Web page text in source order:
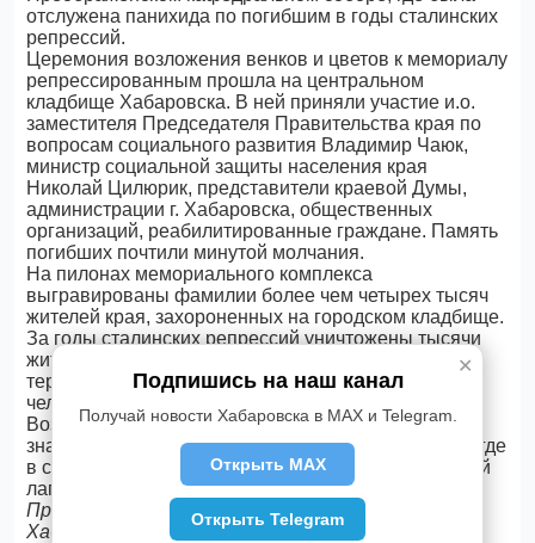
отслужена панихида по погибшим в годы сталинских
репрессий.
Церемония возложения венков и цветов к мемориалу
репрессированным прошла на центральном
кладбище Хабаровска. В ней приняли участие и.о.
заместителя Председателя Правительства края по
вопросам социального развития Владимир Чаюк,
министр социальной защиты населения края
Николай Цилюрик, представители краевой Думы,
администрации г. Хабаровска, общественных
организаций, реабилитированные граждане. Память
погибших почтили минутой молчания.
На пилонах мемориального комплекса
выгравированы фамилии более чем четырех тысяч
жителей края, захороненных на городском кладбище.
За годы сталинских репрессий уничтожены тысячи
жителей городов и поселков края. Сегодня на
территории региона проживают свыше 6 тысяч
человек, подвергшихся политическим репрессиям.
Возложение цветов состоялось также у памятного
знака, установленного наулицеКраснореченская, где
в середине прошлого века находился пересыльный
лагерь.
Пресс-служба Губернатора и Правительства
Хабаровского края
✕
Подпишись на наш канал
Получай новости Хабаровска в MAX и Telegram.
Открыть MAX
Открыть Telegram